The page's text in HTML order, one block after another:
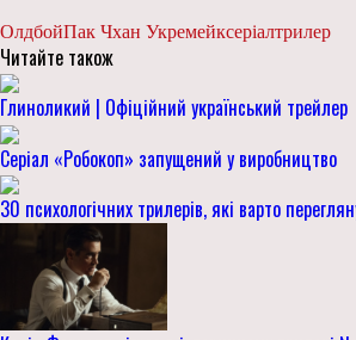
ОлдбойПак Чхан Укремейксеріалтрилер
Читайте також
Глиноликий | Офіційний український трейлер
Серіал «Робокоп» запущений у виробництво
30 психологічних трилерів, які варто